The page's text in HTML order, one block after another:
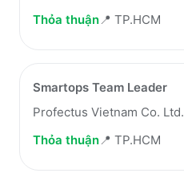
Thỏa thuận📍 TP.HCM
Smartops Team Leader
Profectus Vietnam Co. Ltd.
Thỏa thuận📍 TP.HCM